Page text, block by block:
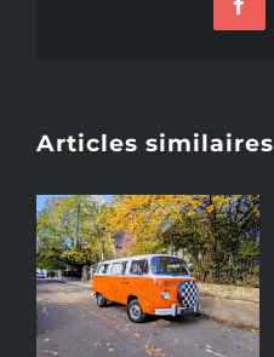
Articles similaires